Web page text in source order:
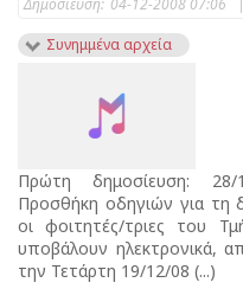
Συνημμένα αρχεία
Πρώτη δημοσίευση: 28/
Προσθήκη οδηγιών για τη
οι φοιτητές/τριες του
υποβάλουν ηλεκτρονικά,
την Τετάρτη 19/12/08 (...)